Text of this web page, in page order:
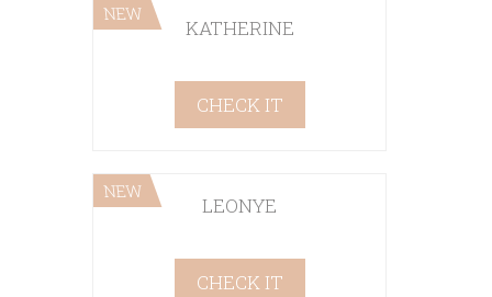
NEW
KATHERINE
CHECK IT
NEW
LEONYE
CHECK IT